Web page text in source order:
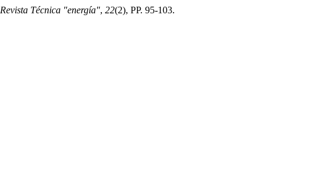
Revista Técnica "energía", 22(2), PP. 95-103.